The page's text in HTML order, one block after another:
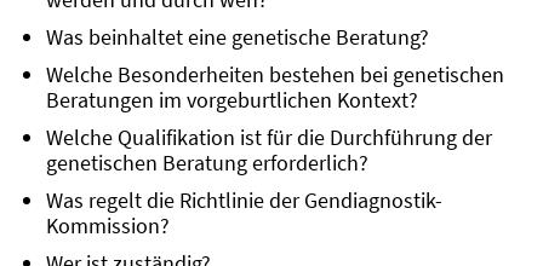
Was beinhaltet eine genetische Beratung?
Welche Besonderheiten bestehen bei genetischen
Beratungen im vorgeburtlichen Kontext?
Welche Qualifikation ist für die Durchführung der
genetischen Beratung erforderlich?
Was regelt die Richtlinie der Gendiagnostik-
Kommission?